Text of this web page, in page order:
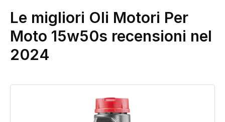
Le migliori Oli Motori Per
Moto 15w50s recensioni nel
2024